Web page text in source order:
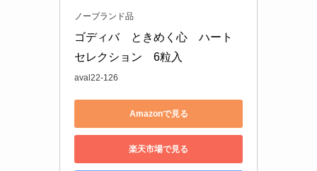
ノーブランド品
ゴディバ　ときめく心　ハート
セレクション　6粒入
aval22-126
Amazonで見る
楽天市場で見る